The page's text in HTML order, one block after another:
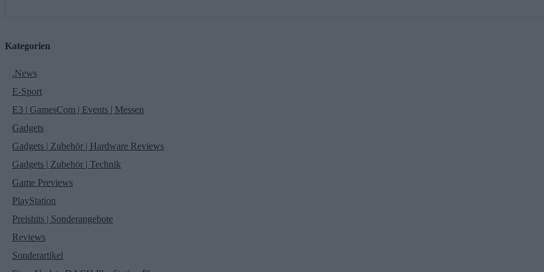
Kategorien
.News
E-Sport
E3 | GamesCom | Events | Messen
Gadgets
Gadgets | Zubehör | Hardware Reviews
Gadgets | Zubehör | Technik
Game Previews
PlayStation
Preishits | Sonderangebote
Reviews
Sonderartikel